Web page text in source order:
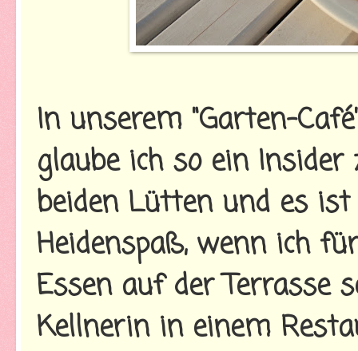
In unserem "Garten-
glaube ich so ein
beiden Lütten und es
Heidenspaß, wenn ich
Essen auf der Terrasse
Kellnerin in einem